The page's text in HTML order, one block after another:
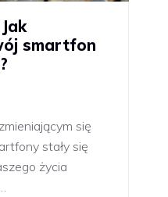
smartfon
się
stały się
życia